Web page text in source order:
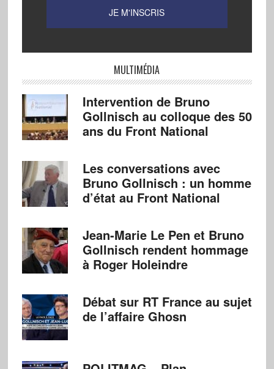
MULTIMÉDIA
Intervention de Bruno
Gollnisch au colloque des 50
ans du Front National
Les conversations avec
Bruno Gollnisch : un homme
d’état au Front National
Jean-Marie Le Pen et Bruno
Gollnisch rendent hommage
à Roger Holeindre
Débat sur RT France au sujet
de l’affaire Ghosn